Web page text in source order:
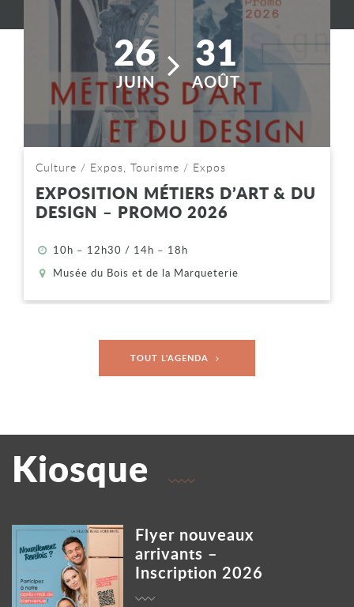
26
JUIN
31
AOÛT
Catégorie : "
Culture / Expos, Tourisme / Expos
EXPOSITION MÉTIERS D’ART & DU
DESIGN – PROMO 2026
Les étudiant.es du lycée des métiers d’art, du bois et de
Horaires : "
10h – 12h30 / 14h – 18h
Lieu : "
Musée du Bois et de la Marqueterie
TOUT L'AGENDA
Kiosque
Flyer nouveaux
arrivants –
Inscription 2026
Voir le document